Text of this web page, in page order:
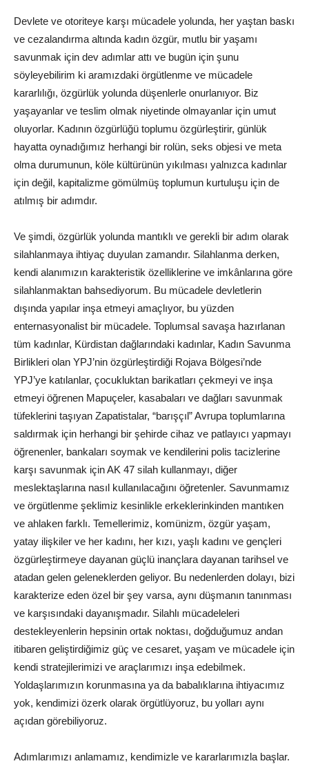
Devlete ve otoriteye karşı mücadele yolunda, her yaştan baskı
ve cezalandırma altında kadın özgür, mutlu bir yaşamı
savunmak için dev adımlar attı ve bugün için şunu
söyleyebilirim ki aramızdaki örgütlenme ve mücadele
kararlılığı, özgürlük yolunda düşenlerle onurlanıyor. Biz
yaşayanlar ve teslim olmak niyetinde olmayanlar için umut
oluyorlar. Kadının özgürlüğü toplumu özgürleştirir, günlük
hayatta oynadığımız herhangi bir rolün, seks objesi ve meta
olma durumunun, köle kültürünün yıkılması yalnızca kadınlar
için değil, kapitalizme gömülmüş toplumun kurtuluşu için de
atılmış bir adımdır.
Ve şimdi, özgürlük yolunda mantıklı ve gerekli bir adım olarak
silahlanmaya ihtiyaç duyulan zamandır. Silahlanma derken,
kendi alanımızın karakteristik özelliklerine ve imkânlarına göre
silahlanmaktan bahsediyorum. Bu mücadele devletlerin
dışında yapılar inşa etmeyi amaçlıyor, bu yüzden
enternasyonalist bir mücadele. Toplumsal savaşa hazırlanan
tüm kadınlar, Kürdistan dağlarındaki kadınlar, Kadın Savunma
Birlikleri olan YPJ’nin özgürleştirdiği Rojava Bölgesi’nde
YPJ’ye katılanlar, çocukluktan barikatları çekmeyi ve inşa
etmeyi öğrenen Mapuçeler, kasabaları ve dağları savunmak
tüfeklerini taşıyan Zapatistalar, “barışçıl” Avrupa toplumlarına
saldırmak için herhangi bir şehirde cihaz ve patlayıcı yapmayı
öğrenenler, bankaları soymak ve kendilerini polis tacizlerine
karşı savunmak için AK 47 silah kullanmayı, diğer
meslektaşlarına nasıl kullanılacağını öğretenler. Savunmamız
ve örgütlenme şeklimiz kesinlikle erkeklerinkinden mantıken
ve ahlaken farklı. Temellerimiz, komünizm, özgür yaşam,
yatay ilişkiler ve her kadını, her kızı, yaşlı kadını ve gençleri
özgürleştirmeye dayanan güçlü inançlara dayanan tarihsel ve
atadan gelen geleneklerden geliyor. Bu nedenlerden dolayı, bizi
karakterize eden özel bir şey varsa, aynı düşmanın tanınması
ve karşısındaki dayanışmadır. Silahlı mücadeleleri
destekleyenlerin hepsinin ortak noktası, doğduğumuz andan
itibaren geliştirdiğimiz güç ve cesaret, yaşam ve mücadele için
kendi stratejilerimizi ve araçlarımızı inşa edebilmek.
Yoldaşlarımızın korunmasına ya da babalıklarına ihtiyacımız
yok, kendimizi özerk olarak örgütlüyoruz, bu yolları aynı
açıdan görebiliyoruz.
Adımlarımızı anlamamız, kendimizle ve kararlarımızla başlar.